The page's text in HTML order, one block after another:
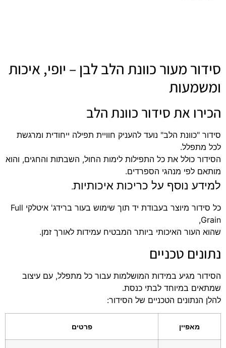
סידור מעור כוונת הלב לבן – יופי, איכות
ומשמעות
הכירו את סידור כוונת הלב
סידור "כוונת הלב" נועד להעניק חוויית תפילה ייחודית ומרגשת
לכל מתפלל.
הסידור כולל את כל התפילות לימות החול, השבתות והחגים, והוא
מותאם לפי מנהגי הספרדים.
למידע נוסף על כריכות איכותיות.
כל סידור מיוצר בעבודת יד תוך שימוש בעור ברידג' איטלקי Full
Grain,
שהוא העור האיכותי ביותר המבטיח עמידות לאורך זמן.
נתונים טכניים
הסידור מגיע במידות המושלמות עבור כל מתפלל, עם עיצוב
שמתאים במיוחד לבתי כנסת.
להלן הנתונים הטכניים של הסידור:
מאפיין פרטים